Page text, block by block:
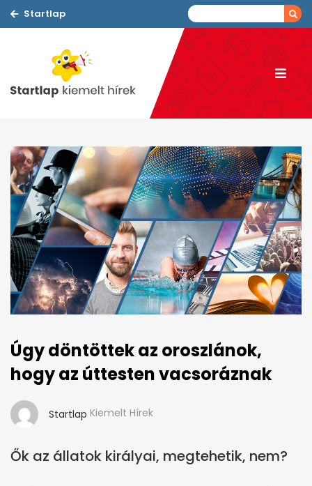
Startlap
Úgy döntöttek az oroszlánok,
hogy az úttesten vacsoráznak
Startlap Kiemelt Hírek
Ők az állatok királyai, megtehetik, nem?